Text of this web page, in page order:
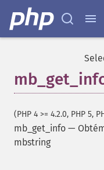
(PHP 4 >= 4.2.0, PHP 5,
mb_get_info —
mbstring